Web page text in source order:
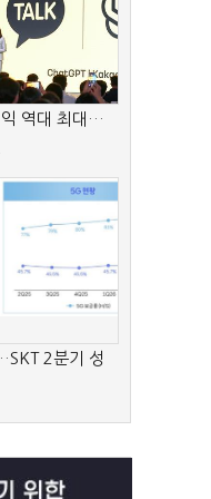
익 역대 최대…
2분기 성